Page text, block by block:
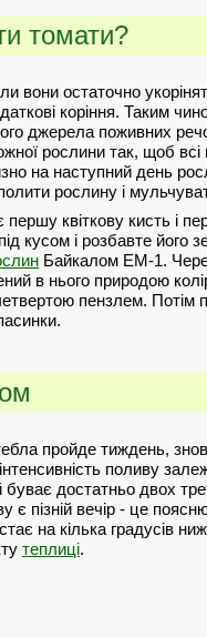
томати?
вони остаточно
коріння. Таким
джерела поживних
рослини так, щоб всі
на наступний день
рослину і
квіткову кисть і
кусом і розбавте його
Байкалом ЕМ-1.
в нього природою
пензлем. Потім
пройде тиждень,
поливу
буває достатньо двох
пізній вечір - це
на кілька градусів
теплиці.